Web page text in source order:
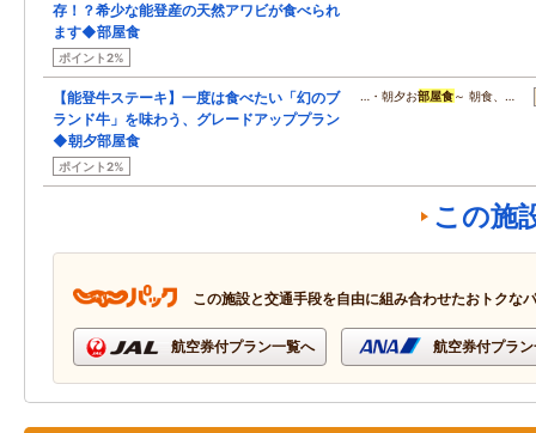
存！？希少な能登産の天然アワビが食べられ
ます◆部屋食
ポイント2%
【能登牛ステーキ】一度は食べたい「幻のブ
ランド牛」を味わう、グレードアッププラン
◆朝夕部屋食
ポイント2%
…・朝夕お部屋食～ 朝食、…
この施
この施設と交通手段を自由に組み合わせたおトクな
航空券付プラン一覧へ 航空券付プラ